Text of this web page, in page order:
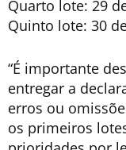
Quarto lote: 29
Quinto lote: 30
“É importante
entregar a
erros ou
os primeiros